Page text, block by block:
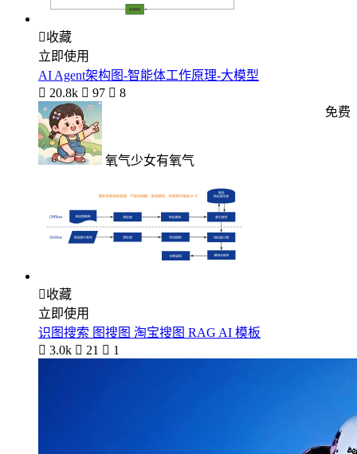
收藏
立即使用
AI Agent架构图-智能体工作原理-大模型
 20.8k  97  8
氧气少女有氧气
免费
收藏
立即使用
识图搜索 图搜图 淘宝搜图 RAG AI 模板
 3.0k  21  1